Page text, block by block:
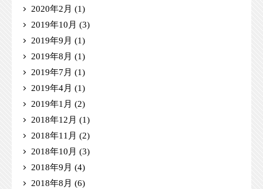
2020年2月 (1)
2019年10月 (3)
2019年9月 (1)
2019年8月 (1)
2019年7月 (1)
2019年4月 (1)
2019年1月 (2)
2018年12月 (1)
2018年11月 (2)
2018年10月 (3)
2018年9月 (4)
2018年8月 (6)